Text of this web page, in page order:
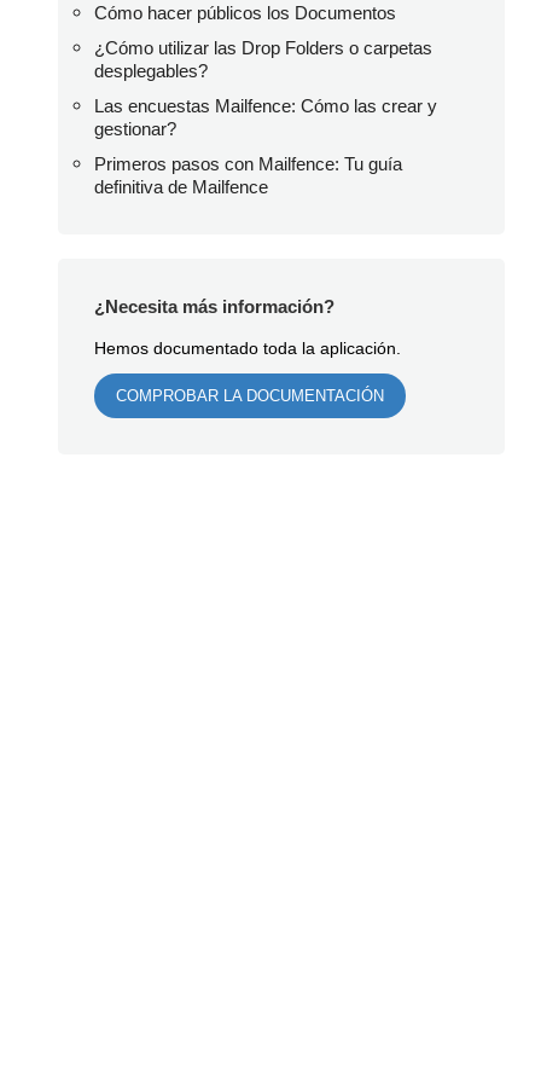
Cómo hacer públicos los Documentos
¿Cómo utilizar las Drop Folders o carpetas
desplegables?
Las encuestas Mailfence: Cómo las crear y
gestionar?
Primeros pasos con Mailfence: Tu guía
definitiva de Mailfence
¿Necesita más información?
Hemos documentado toda la aplicación.
COMPROBAR LA DOCUMENTACIÓN